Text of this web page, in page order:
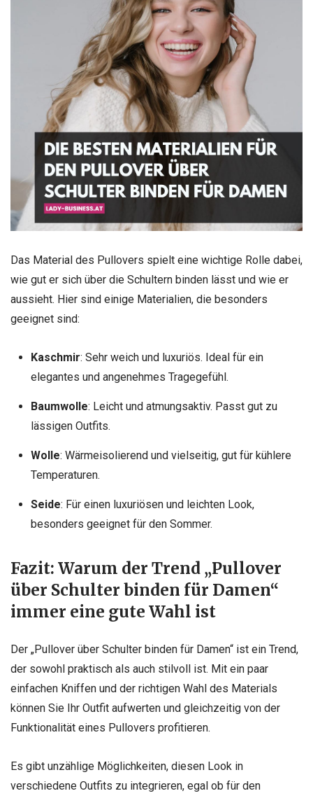
Das Material des Pullovers spielt eine wichtige Rolle dabei,
wie gut er sich über die Schultern binden lässt und wie er
aussieht. Hier sind einige Materialien, die besonders
geeignet sind:
Kaschmir: Sehr weich und luxuriös. Ideal für ein
elegantes und angenehmes Tragegefühl.
Baumwolle: Leicht und atmungsaktiv. Passt gut zu
lässigen Outfits.
Wolle: Wärmeisolierend und vielseitig, gut für kühlere
Temperaturen.
Seide: Für einen luxuriösen und leichten Look,
besonders geeignet für den Sommer.
Fazit: Warum der Trend „Pullover
über Schulter binden für Damen“
immer eine gute Wahl ist
Der „Pullover über Schulter binden für Damen“ ist ein Trend,
der sowohl praktisch als auch stilvoll ist. Mit ein paar
einfachen Kniffen und der richtigen Wahl des Materials
können Sie Ihr Outfit aufwerten und gleichzeitig von der
Funktionalität eines Pullovers profitieren.
Es gibt unzählige Möglichkeiten, diesen Look in
verschiedene Outfits zu integrieren, egal ob für den